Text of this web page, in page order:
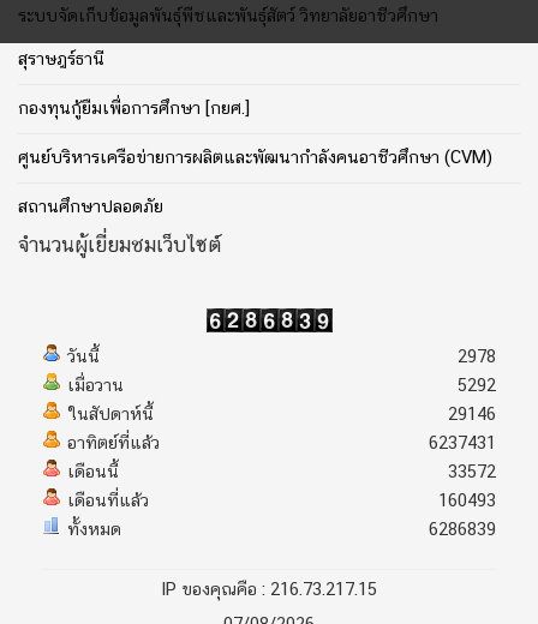
ระบบจัดเก็บข้อมูลพันธุ์พืชและพันธุ์สัตว์ วิทยาลัยอาชีวศึกษา
สุราษฎร์ธานี
กองทุนกู้ยืมเพื่อการศึกษา [กยศ.]
ศูนย์บริหารเครือข่ายการผลิตและพัฒนากำลังคนอาชีวศึกษา (CVM)
สถานศึกษาปลอดภัย
จำนวนผู้เยี่ยมชมเว็บไซต์
วันนี้
เมื่อวาน
ในสัปดาห์นี้
อาทิตย์ที่แล้ว
เดือนนี้
เดือนที่แล้ว
ทั้งหมด
2978
5292
29146
6237431
33572
160493
6286839
IP ของคุณคือ : 216.73.217.15